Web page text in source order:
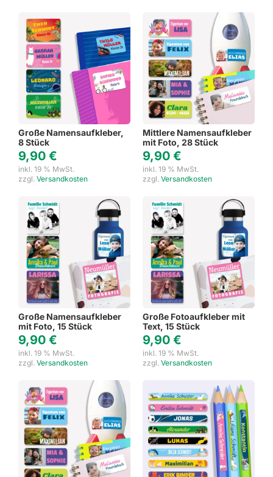
Große Namensaufkleber,
8 Stück
9,90 €
inkl. 19 % MwSt.
zzgl. Versandkosten
Mittlere Namensaufkleber
mit Foto, 28 Stück
9,90 €
inkl. 19 % MwSt.
zzgl. Versandkosten
Große Namensaufkleber
mit Foto, 15 Stück
9,90 €
inkl. 19 % MwSt.
zzgl. Versandkosten
Große Fotoaufkleber mit
Text, 15 Stück
9,90 €
inkl. 19 % MwSt.
zzgl. Versandkosten